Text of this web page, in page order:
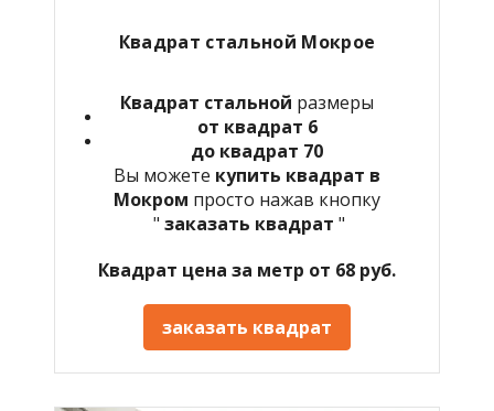
Квадрат стальной Мокрое
Квадрат стальной размеры
от квадрат 6
до квадрат 70
Вы можете купить квадрат в
Мокром просто нажав кнопку
" заказать квадрат "
Квадрат цена за метр от 68 руб.
заказать квадрат